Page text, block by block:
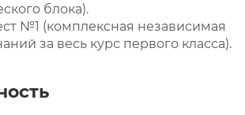
блока).
№1 (комплексная независимая
за весь курс первого класса).